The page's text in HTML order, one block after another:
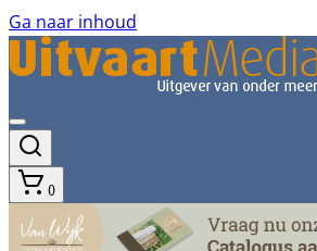
Ga naar inhoud
0